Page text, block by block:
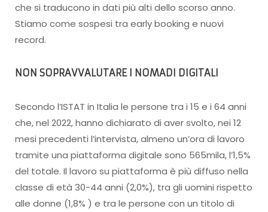
che si traducono in dati più alti dello scorso anno.
Stiamo come sospesi tra early booking e nuovi
record.
NON SOPRAVVALUTARE I NOMADI DIGITALI
Secondo l’ISTAT in Italia le persone tra i 15 e i 64 anni
che, nel 2022, hanno dichiarato di aver svolto, nei 12
mesi precedenti l’intervista, almeno un’ora di lavoro
tramite una piattaforma digitale sono 565mila, l’1,5%
del totale. Il lavoro su piattaforma è più diffuso nella
classe di età 30-44 anni (2,0%), tra gli uomini rispetto
alle donne (1,8% ) e tra le persone con un titolo di